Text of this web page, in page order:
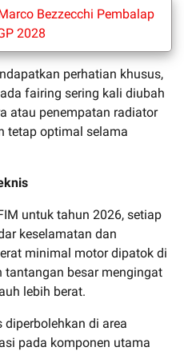
Bezzecchi Pembalap
2028
perhatian khusus,
fairing sering kali diubah
atau penempatan radiator
tetap optimal selama
untuk tahun 2026, setiap
keselamatan dan
minimal motor dipatok di
tantangan besar mengingat
lebih berat.
di area
pada komponen utama